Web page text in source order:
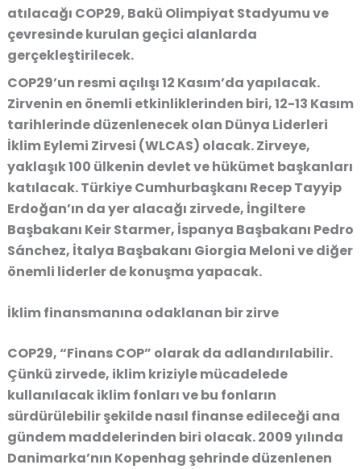
atılacağı COP29, Bakü Olimpiyat Stadyumu ve
çevresinde kurulan geçici alanlarda
gerçekleştirilecek.
COP29’un resmi açılışı 12 Kasım’da yapılacak.
Zirvenin en önemli etkinliklerinden biri, 12-13 Kasım
tarihlerinde düzenlenecek olan Dünya Liderleri
İklim Eylemi Zirvesi (WLCAS) olacak. Zirveye,
yaklaşık 100 ülkenin devlet ve hükümet başkanları
katılacak. Türkiye Cumhurbaşkanı Recep Tayyip
Erdoğan’ın da yer alacağı zirvede, İngiltere
Başbakanı Keir Starmer, İspanya Başbakanı Pedro
Sánchez, İtalya Başbakanı Giorgia Meloni ve diğer
önemli liderler de konuşma yapacak.
İklim finansmanına odaklanan bir zirve
COP29, “Finans COP” olarak da adlandırılabilir.
Çünkü zirvede, iklim kriziyle mücadelede
kullanılacak iklim fonları ve bu fonların
sürdürülebilir şekilde nasıl finanse edileceği ana
gündem maddelerinden biri olacak. 2009 yılında
Danimarka’nın Kopenhag şehrinde düzenlenen